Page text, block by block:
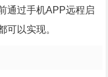
通过手机APP远程启
可以实现。